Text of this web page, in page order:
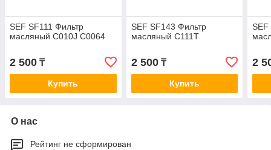
SEF SF111 Фильтр
масляный C010J C0064
2 500 ₸
Купить
SEF SF143 Фильтр
масляный C111T
2 500₸
Купить
SEF
2
О нас
Рейтинг не сформирован